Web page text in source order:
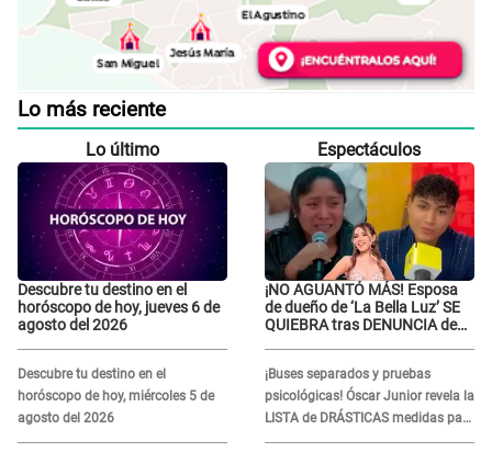
Lo más reciente
Lo último
Descubre tu destino en el
horóscopo de hoy, jueves 6 de
agosto del 2026
Descubre tu destino en el
horóscopo de hoy, miércoles 5 de
agosto del 2026
Espectáculos
¡NO AGUANTÓ MÁS! Esposa
de dueño de ‘La Bella Luz’ SE
QUIEBRA tras DENUNCIA de
¡Buses separados y pruebas
psicológicas! Óscar Junior revela la
LISTA de DRÁSTICAS medidas para
prevenir acoso en 'La Bella Luz' tras